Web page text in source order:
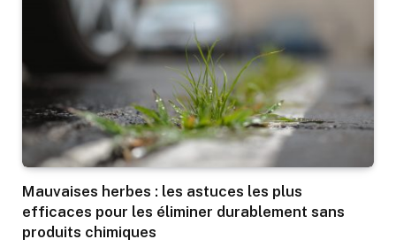
Mauvaises herbes : les astuces les plus
efficaces pour les éliminer durablement sans
produits chimiques